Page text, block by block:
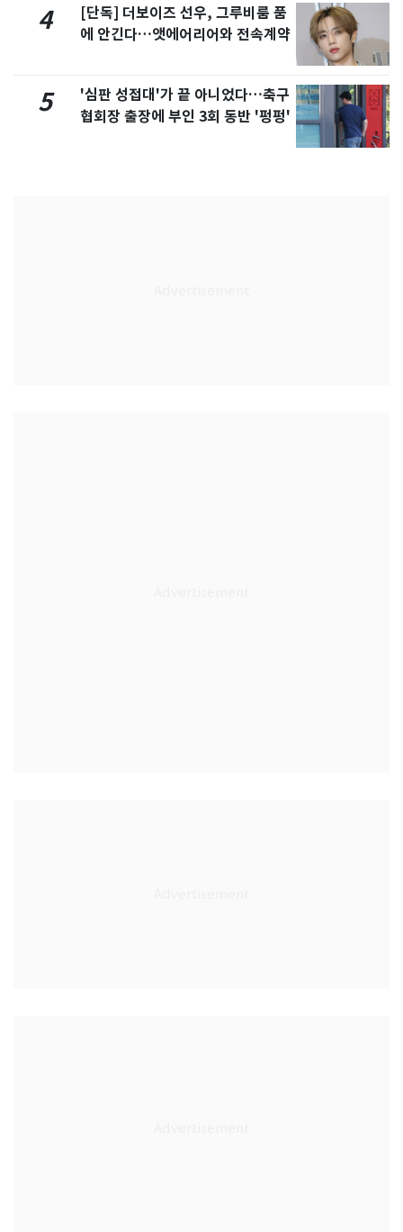
4
[단독] 더보이즈 선우, 그루비룸 품
에 안긴다…앳에어리어와 전속계약
5
'심판 성접대'가 끝 아니었다…축구
협회장 출장에 부인 3회 동반 '펑펑'